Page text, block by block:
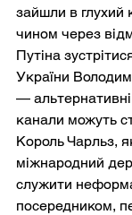
зайшли в глухий
чином через
Путіна
України
—
канали можуть
Король Чарльз,
міжнародний
служити
посередником,